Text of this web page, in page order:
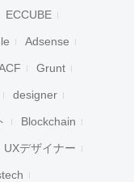
ECCUBE
Adsense
Grunt
designer
Blockchain
UXデザイナー